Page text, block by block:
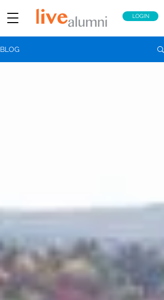
LOGIN
BLOG